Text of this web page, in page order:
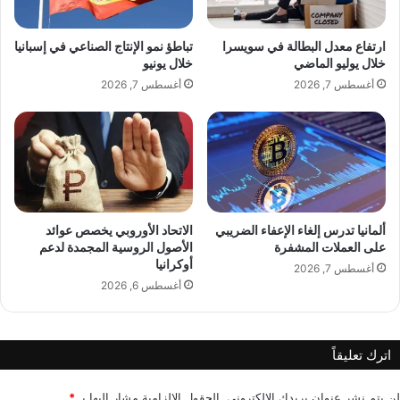
ملاحظة:قد يتم استخدام الترجمة الآلية في بعض الأحيان لتوفير
هذا المحتوى.
lأ
ل
أ
م
ل
ش
ج
ر
ة
ع
ي
د
ا
ل
ا
ارتفاع معدل البطالة في سويسرا
خلال يوليو الماضي
أغسطس 7, 2026
تباطؤ نمو الإنتاج الصناعي في إسبانيا
خلال يونيو
أغسطس 7, 2026
ألمانيا تدرس إلغاء الإعفاء الضريبي
على العملات المشفرة
أغسطس 7, 2026
الاتحاد الأوروبي يخصص عوائد
الأصول الروسية المجمدة لدعم
أوكرانيا
أغسطس 6, 2026
اترك تعليقاً
لن يتم نشر عنوان بريدك الإلكتروني. الحقول الإلزامية مشار إليها بـ *